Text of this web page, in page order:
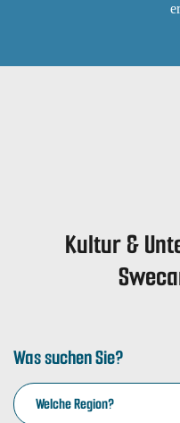
Kultur &
Was suchen Sie?
Welche Region?